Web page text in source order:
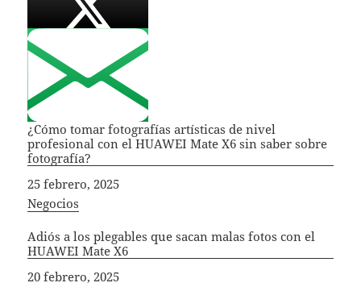
¿Cómo tomar fotografías artísticas de nivel
profesional con el HUAWEI Mate X6 sin saber sobre
fotografía?
Fecha
25 febrero, 2025
In relation to
Negocios
Adiós a los plegables que sacan malas fotos con el
HUAWEI Mate X6
Fecha
20 febrero, 2025